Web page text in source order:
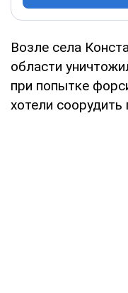
Возле села
области
при попытке
хотели соорудить